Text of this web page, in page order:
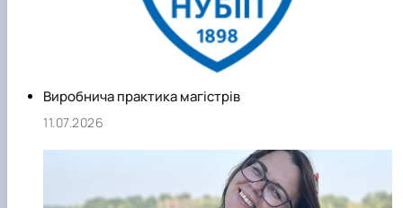
Виробнича практика магістрів
11.07.2026